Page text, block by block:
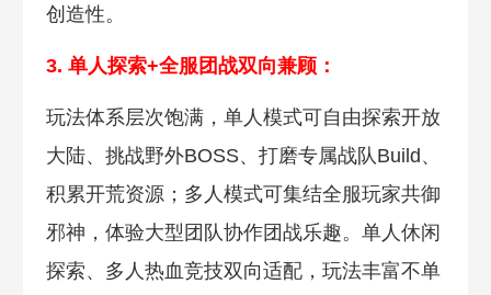
创造性。
3. 单人探索+全服团战双向兼顾：
玩法体系层次饱满，单人模式可自由探索开放
大陆、挑战野外BOSS、打磨专属战队Build、
积累开荒资源；多人模式可集结全服玩家共御
邪神，体验大型团队协作团战乐趣。单人休闲
探索、多人热血竞技双向适配，玩法丰富不单